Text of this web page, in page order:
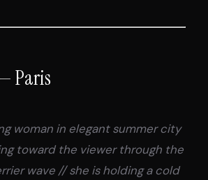
Paris
woman in elegant summer city
toward the viewer through the
wave // she is holding a cold